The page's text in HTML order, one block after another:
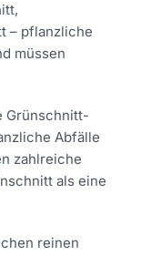
– pflanzliche
müssen
Grünschnitt-
Abfälle
zahlreiche
als eine
reinen